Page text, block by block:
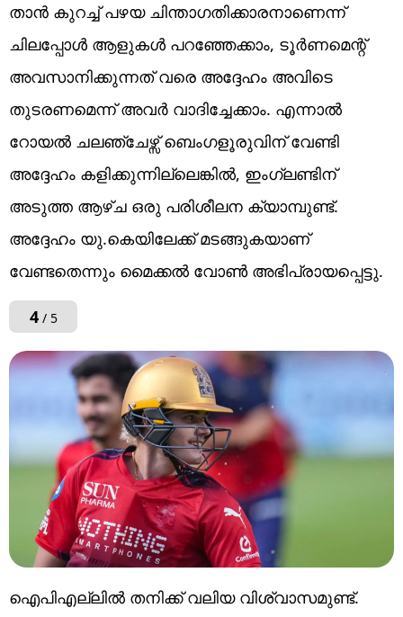
താന്‍ കുറച്ച് പഴയ ചിന്താഗതിക്കാരനാണെന്ന്
ചിലപ്പോൾ ആളുകൾ പറഞ്ഞേക്കാം, ടൂർണമെന്റ്
അവസാനിക്കുന്നത് വരെ അദ്ദേഹം അവിടെ
തുടരണമെന്ന് അവർ വാദിച്ചേക്കാം. എന്നാൽ
റോയൽ ചലഞ്ചേഴ്സ് ബെംഗളൂരുവിന് വേണ്ടി
അദ്ദേഹം കളിക്കുന്നില്ലെങ്കിൽ, ഇംഗ്ലണ്ടിന്
അടുത്ത ആഴ്ച ഒരു പരിശീലന ക്യാമ്പുണ്ട്.
അദ്ദേഹം യു.കെയിലേക്ക് മടങ്ങുകയാണ്
വേണ്ടതെന്നും മൈക്കല്‍ വോണ്‍ അഭിപ്രായപ്പെട്ടു.
4/ 5
ഐപിഎല്ലിൽ തനിക്ക് വലിയ വിശ്വാസമുണ്ട്.